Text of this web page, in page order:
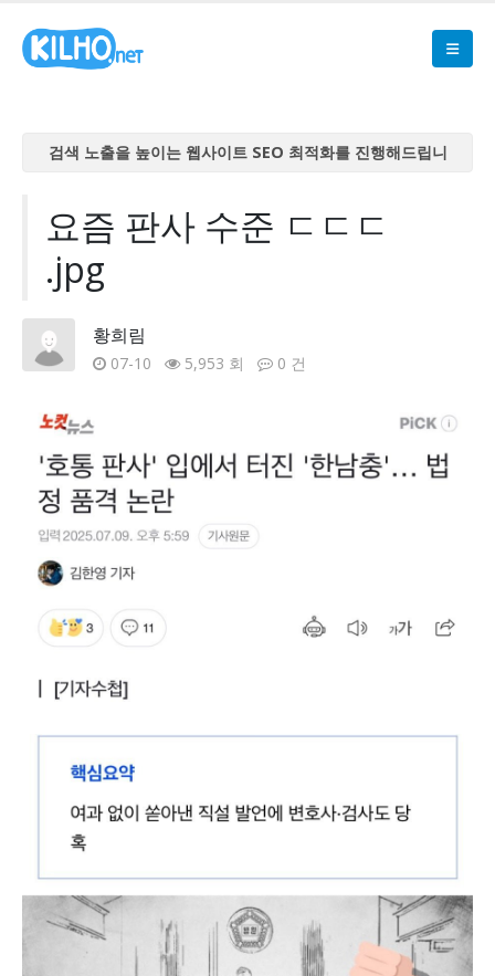
검색 노출을 높이는 웹사이트 SEO 최적화를 진행해드립니
검색 노출을 높이는 웹사이트 SEO 최적화를 진행해드립니
다
검색 노출을 높이는 웹사이트 SEO 최적화를 진행해드립니
검색 노출을 높이는 웹사이트 SEO 최적화를 진행해드립니
다
요즘 판사 수준 ㄷㄷㄷ
.jpg
황희림
07-10 5,953 회 0 건